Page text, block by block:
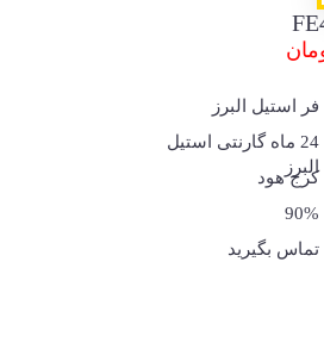
فر استیل البرز
24 ماه گارنتی استیل
البرز
کرج هود
90%
تماس بگیرید